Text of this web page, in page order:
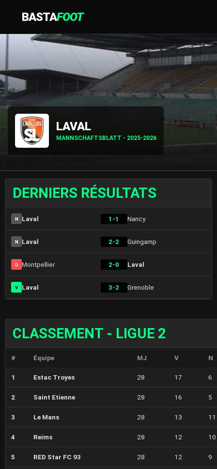
BASTAFOOT
LAVAL
MANNSCHAFTSBLATT - 2025-2026
DERNIERS RÉSULTATS
N Laval 1-1 Nancy
N Laval 2-2 Guingamp
D Montpellier 2-0 Laval
V Laval 3-2 Grenoble
CLASSEMENT - LIGUE 2
# Équipe MJ V N
1 Estac Troyes 28 17 6
2 Saint Etienne 28 16 5
3 Le Mans 28 13 11
4 Reims 28 12 10
5 RED Star FC 93 28 12 9